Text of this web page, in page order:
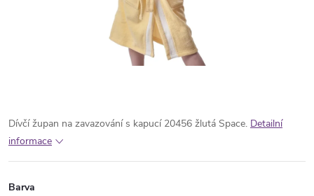
Dívčí župan na zavazování s kapucí 20456 žlutá Space. Detailní
informace
Barva